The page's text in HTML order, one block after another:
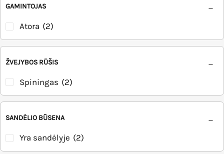
GAMINTOJAS
Atora (2)
ŽVEJYBOS RŪŠIS
Spiningas (2)
SANDĖLIO BŪSENA
Yra sandėlyje (2)